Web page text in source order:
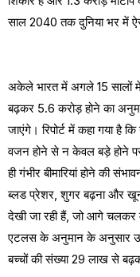
साल 2040 तक दुनिया भर में
अकेले भारत में अगले 15 सालों में
बढ़कर 5.6 करोड़ होने का
जाएंगे। रिपोर्ट में कहा गया है
वजन होने से न केवल बड़े होने पर
ही गंभीर बीमारियां होने की
ब्लड प्रेशर, शुगर बढ़ना और खून
देखी जा रही हैं, जो आगे चलकर
एटलस के अनुमान के अनुसार
बच्चों की संख्या 29 लाख से